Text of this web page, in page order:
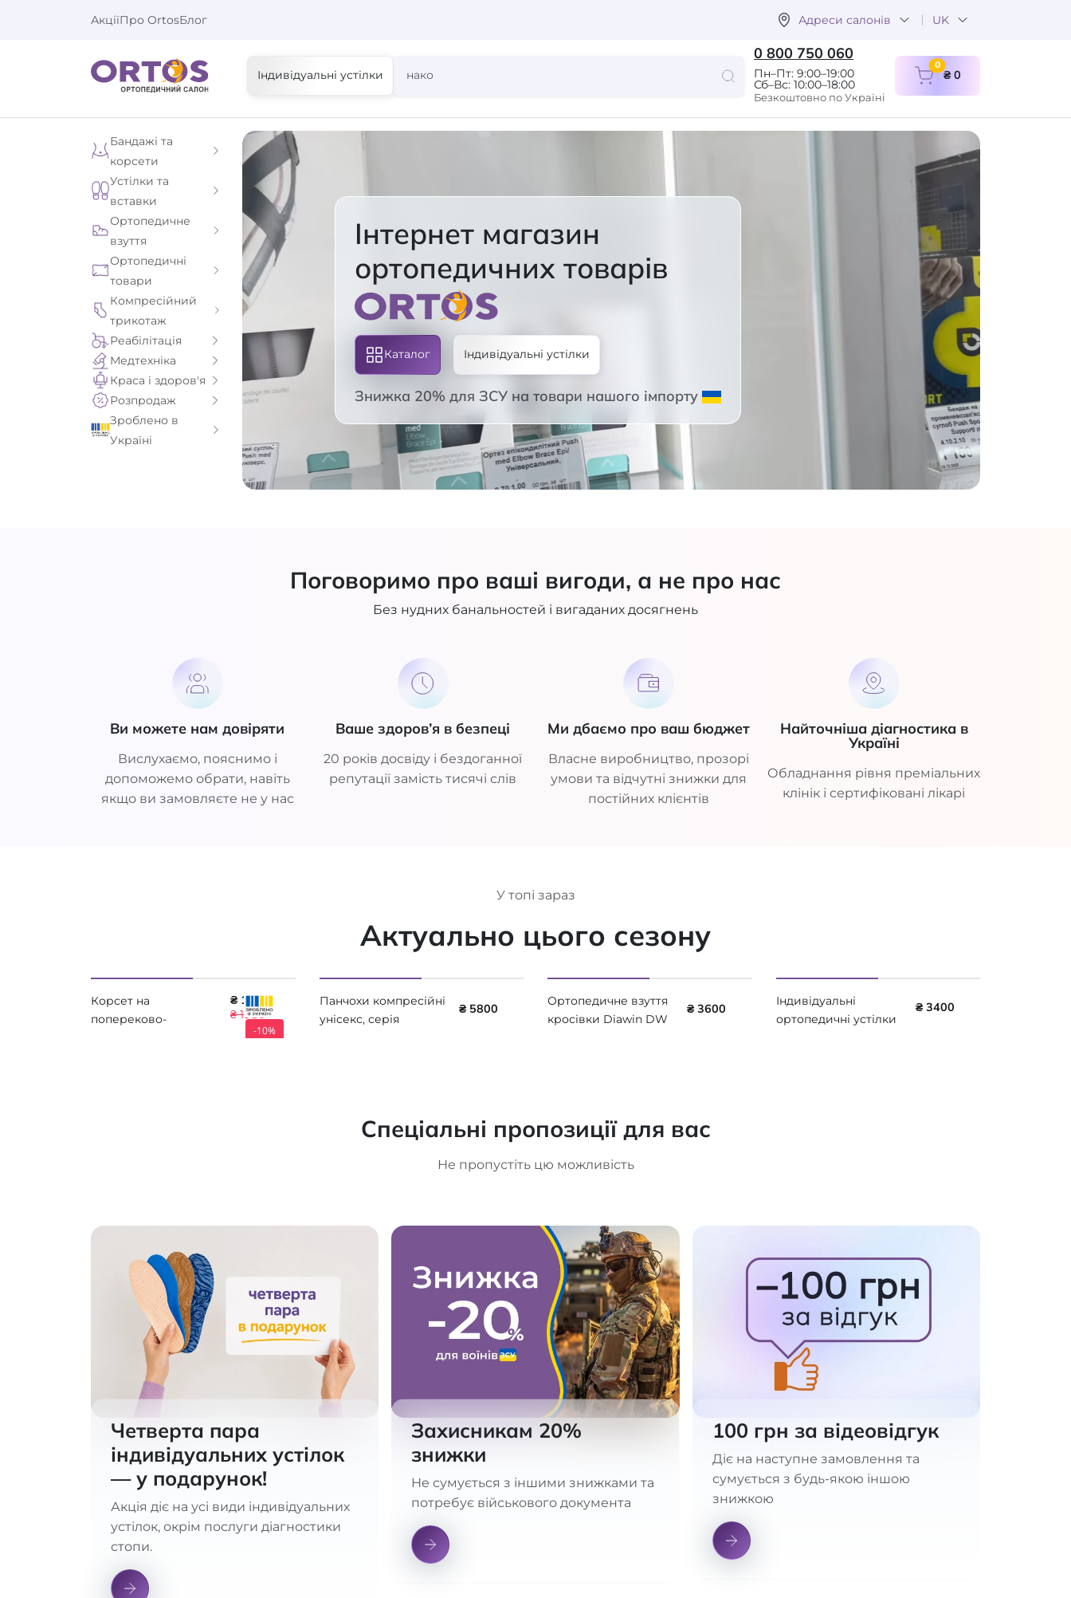
АкціїПро OrtosБлог Адреси салонів UK
Індивідуальні устілки
0 800 750 060
Пн–Пт: 9:00–19:00
Сб–Вс: 10:00–18:00
Безкоштовно по Україні
0items in cart
₴ 0
Бандажі та
корсети
Устілки та
вставки
Ортопедичне
взуття
Ортопедичні
товари
Компресійний
трикотаж
Реабілітація
Медтехніка
Краса і здоров'я
Розпродаж
Зроблено в
Україні
Інтернет магазин
ортопедичних товарів
Каталог Індивідуальні устілки
Знижка 20% для ЗСУ на товари нашого імпорту
Поговоримо про ваші вигоди, а не про нас
Без нудних банальностей і вигаданих досягнень
Ви можете нам довіряти
Вислухаємо, пояснимо і
допоможемо обрати, навіть
якщо ви замовляєте не у нас
Ваше здоров’я в безпеці
20 років досвіду і бездоганної
репутації замість тисячі слів
Ми дбаємо про ваш бюджет
Власне виробництво, прозорі
умови та відчутні знижки для
постійних клієнтів
Найточніша діагностика в
Україні
Обладнання рівня преміальних
клінік і сертифіковані лікарі
У топі зараз
Актуально цього сезону
-10%
Корсет на
попереково-
₴ 1782
₴ 1980
Панчохи компресійні
унісекс, серія
₴ 5800
Ортопедичне взуття
кросівки Diawin DW
₴ 3600
Індивідуальні
ортопедичні устілки
₴ 3400
Спеціальні пропозиції для вас
Не пропустіть цю можливість
Четверта пара
індивідуальних устілок
— у подарунок!
Акція діє на усі види індивідуальних
устілок, окрім послуги діагностики
стопи.
Захисникам 20%
знижки
Не сумується з іншими знижками та
потребує військового документа
100 грн за відеовідгук
Діє на наступне замовлення та
сумується з будь-якою іншою
знижкою